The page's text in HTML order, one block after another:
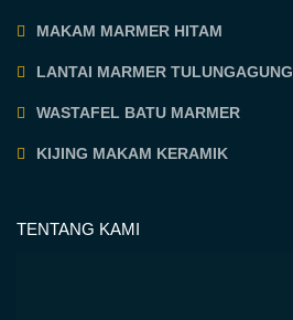
MAKAM MARMER HITAM
LANTAI MARMER TULUNGAGUNG
WASTAFEL BATU MARMER
KIJING MAKAM KERAMIK
TENTANG KAMI